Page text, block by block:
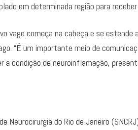
em determinada região para
vago começa na cabeça e se
“É um importante meio de
condição de neuroinflamação,
Neurocirurgia do Rio de Janeiro